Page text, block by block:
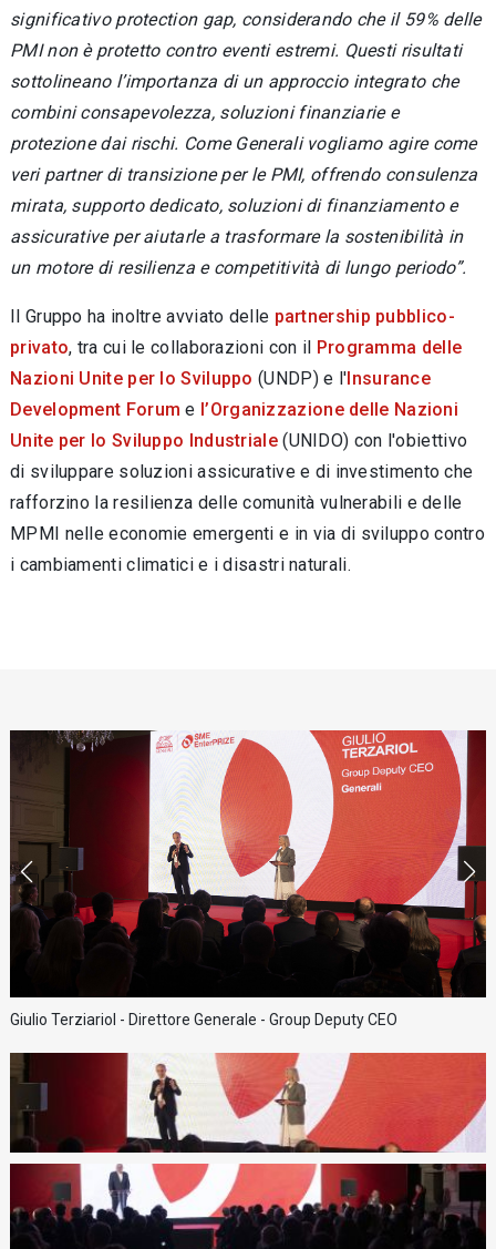
significativo protection gap, considerando che il 59% delle
PMI non è protetto contro eventi estremi. Questi risultati
sottolineano l’importanza di un approccio integrato che
combini consapevolezza, soluzioni finanziarie e
protezione dai rischi. Come Generali vogliamo agire come
veri partner di transizione per le PMI, offrendo consulenza
mirata, supporto dedicato, soluzioni di finanziamento e
assicurative per aiutarle a trasformare la sostenibilità in
un motore di resilienza e competitività di lungo periodo”.
Il Gruppo ha inoltre avviato delle partnership pubblico-
privato, tra cui le collaborazioni con il Programma delle
Nazioni Unite per lo Sviluppo (UNDP) e l'Insurance
Development Forum e l’Organizzazione delle Nazioni
Unite per lo Sviluppo Industriale(UNIDO) con l'obiettivo
di sviluppare soluzioni assicurative e di investimento che
rafforzino la resilienza delle comunità vulnerabili e delle
MPMI nelle economie emergenti e in via di sviluppo contro
i cambiamenti climatici e i disastri naturali.
Giulio Terziariol - Direttore Generale - Group Deputy CEO